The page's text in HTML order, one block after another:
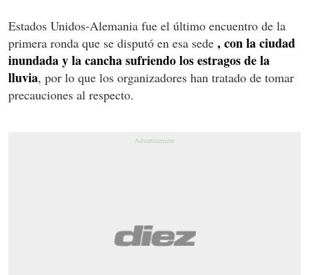
Estados Unidos-Alemania fue el último encuentro de la
primera ronda que se disputó en esa sede , con la ciudad
inundada y la cancha sufriendo los estragos de la
lluvia, por lo que los organizadores han tratado de tomar
precauciones al respecto.